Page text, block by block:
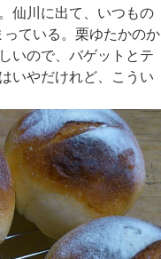
仙川に出て、いつもの
ている。栗ゆたかのか
いので、バゲットとテ
いやだけれど、こうい